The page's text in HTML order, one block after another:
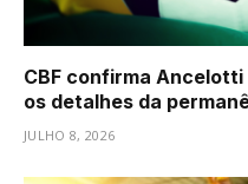
CBF confirma
os detalhes da
JULHO 8, 2026